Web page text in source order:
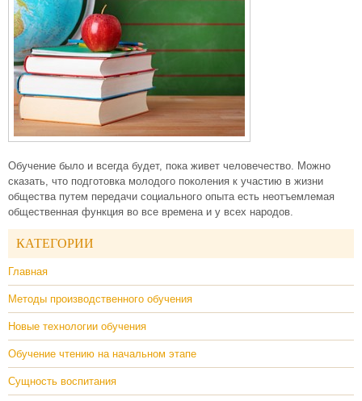
Обучение было и всегда будет, пока живет человечество. Можно
сказать, что подготовка молодого поколения к участию в жизни
общества путем передачи социального опыта есть неотъемлемая
общественная функция во все времена и у всех народов.
КАТЕГОРИИ
Главная
Методы производственного обучения
Новые технологии обучения
Обучение чтению на начальном этапе
Сущность воспитания